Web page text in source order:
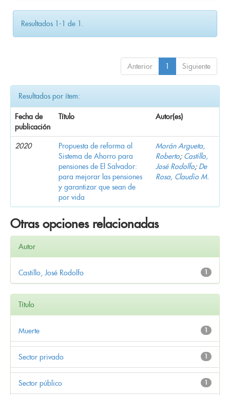
Resultados 1-1 de 1.
Anterior 1 Siguiente
Resultados por ítem:
Fecha de
publicación
Título Autor(es)
2020
Propuesta de reforma al
Sistema de Ahorro para
pensiones de El Salvador:
para mejorar las pensiones
y garantizar que sean de
por vida
Morán Argueta,
Roberto; Castillo,
José Rodolfo; De
Rosa, Claudio M.
Otras opciones relacionadas
Autor
1
Castillo, José Rodolfo
Título
1
Muerte
1
Sector privado
1
Sector público